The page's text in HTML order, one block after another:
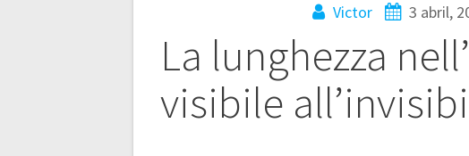
Victor 3 abril,
La lunghezza
visibile